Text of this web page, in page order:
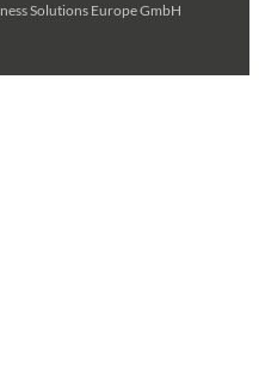
Solutions Europe GmbH